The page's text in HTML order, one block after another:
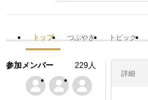
トップ つぶやき トピック
詳細
参加メンバー 229人